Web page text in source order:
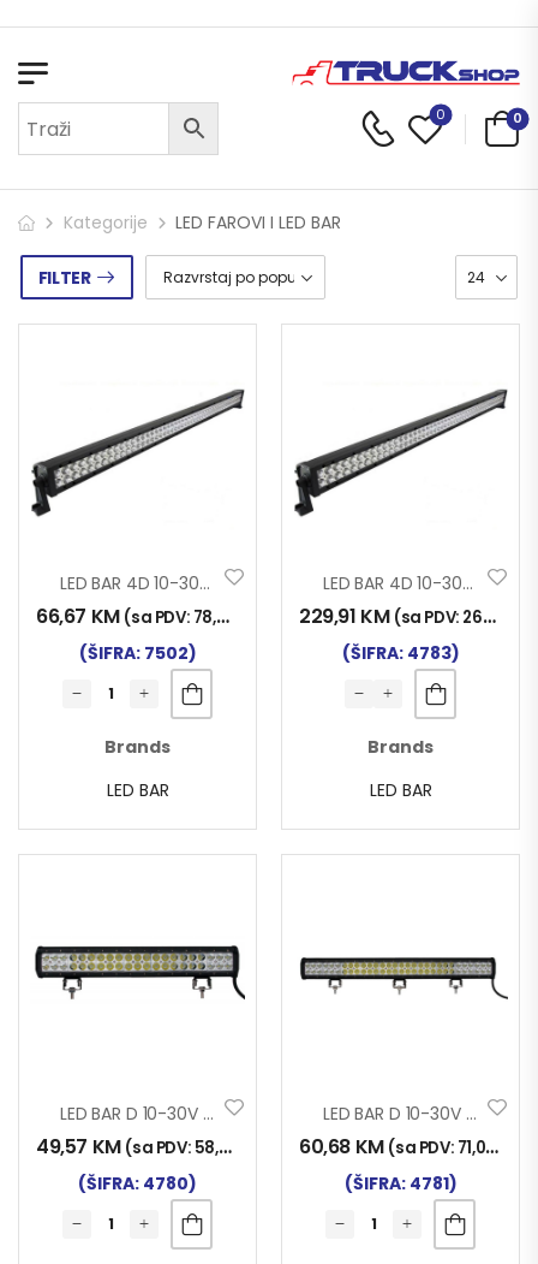
0 0
Kategorije LED FAROVI I LED BAR
FILTER
LED BAR 4D 10-30V 180W 800x50x80mm
66,67 KM (sa PDV: 78,00
(ŠIFRA: 7502)
Brands
LED BAR
LED BAR 4D 10-30V 240W 1060x83x80mm
229,91 KM (sa PDV: 269,00
(ŠIFRA: 4783)
Brands
LED BAR
LED BAR D 10-30V 126W 504x65x80mm
49,57 KM (sa PDV: 58,00
(ŠIFRA: 4780)
LED BAR D 10-30V 180W 708x65x80mm
60,68 KM (sa PDV: 71,00
(ŠIFRA: 4781)